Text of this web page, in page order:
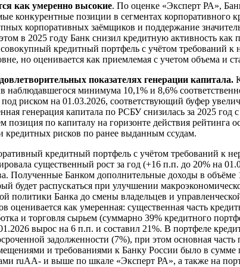
как умеренно высокие. По оценке «Эксперт РА»,
конкурентные позиции в сегментах
корпоративных заёмщиков и поддержание
в 2025 году Банк снизил кредитную активность
совокупный кредитный портфель с учётом требований
но оценивается как приемлемая с учетом объема и
показателях генерации капитала.
минимума 10,1% и 8,6%
риском на 01.03.2026, соответствующий буфер
генерация капитала по РСБУ снизилась за 2025
по капиталу на горизонте действия рейтинга
рисков по ранее выданным ссудам.
кредитный портфель с учётом требований к
существенный рост за год (+16 п.п. до 20% на
Полученные Банком дополнительные доходы в
будет распускаться при улучшении
политики Банка до смены владельцев и
оценивается как умеренная: существенная часть
и торговля сырьем (суммарно 39% кредитного
вырос на 6 п.п. и составил 21%. В портфеле
задолженности (7%), при этом основная
и требованиями к Банку России было в
ruAA- и выше по шкале «Эксперт РА», а также на